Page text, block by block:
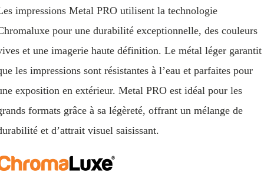
impressions Metal PRO utilisent la technologie
pour une durabilité exceptionnelle, des couleurs
et une imagerie haute définition. Le métal léger garantit
les impressions sont résistantes à l’eau et parfaites pour
exposition en extérieur. Metal PRO est idéal pour les
formats grâce à sa légèreté, offrant un mélange de
et d’attrait visuel saisissant.